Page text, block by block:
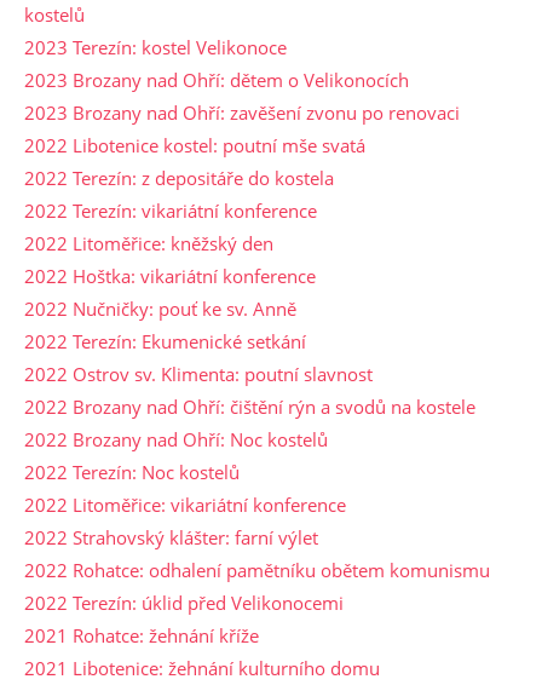
kostelů
2023 Terezín: kostel Velikonoce
2023 Brozany nad Ohří: dětem o Velikonocích
2023 Brozany nad Ohří: zavěšení zvonu po renovaci
2022 Libotenice kostel: poutní mše svatá
2022 Terezín: z depositáře do kostela
2022 Terezín: vikariátní konference
2022 Litoměřice: kněžský den
2022 Hoštka: vikariátní konference
2022 Nučničky: pouť ke sv. Anně
2022 Terezín: Ekumenické setkání
2022 Ostrov sv. Klimenta: poutní slavnost
2022 Brozany nad Ohří: čištění rýn a svodů na kostele
2022 Brozany nad Ohří: Noc kostelů
2022 Terezín: Noc kostelů
2022 Litoměřice: vikariátní konference
2022 Strahovský klášter: farní výlet
2022 Rohatce: odhalení pamětníku obětem komunismu
2022 Terezín: úklid před Velikonocemi
2021 Rohatce: žehnání kříže
2021 Libotenice: žehnání kulturního domu